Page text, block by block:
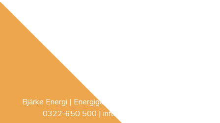
Bjärke Energi | Energigatan 3 |
0322-650 500 | info@bjerke-energi.se